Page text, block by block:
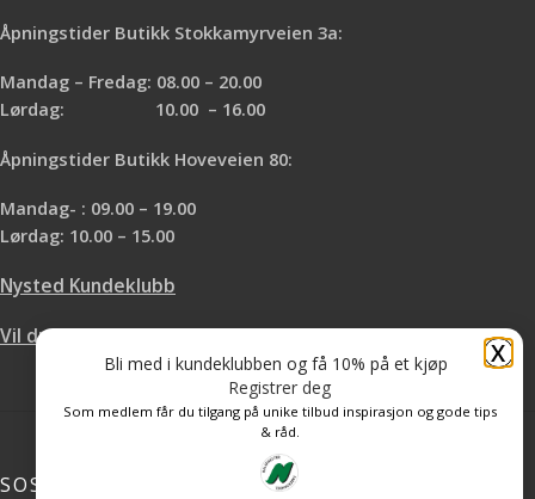
Åpningstider Butikk Stokkamyrveien 3a:
Mandag – Fredag: 08.00 – 20.00
Lørdag: 10.00 – 16.00
Åpningstider Butikk Hoveveien 80:
Mandag- : 09.00 – 19.00
Lørdag: 10.00 – 15.00
Nysted Kundeklubb
Vil du leie hos oss?
SOSIALE MEDIER
X
Bli med i kundeklubben og få 10% på et kjøp
Registrer deg
Som medlem får du tilgang på unike tilbud inspirasjon og gode tips
& råd.